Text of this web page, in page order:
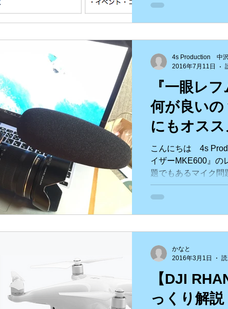
『一眼レ
何が良いの
にもオス
MEK600
こんにちは 4s
イザーMKE600』の
題でもあるマイク
音。。 どのマイク
ティーも変わってき
4s Production 中沢
2016年7月11日
【DJI
っくり解
かなと
2016年3月1日